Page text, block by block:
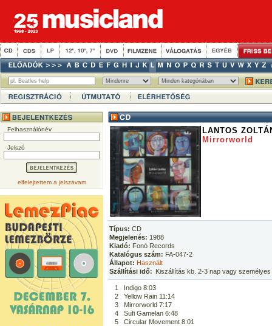
Felhasználónév
Jelszó
elfelejtettem a jelszavam
LANTOS
Mirrorworld
Típus: CD
Megjelenés: 1988
Kiadó: Fonó Records
Katalógus szám: FA-047-2
Állapot: Használt
Szállítási idő: Kiszállítás kb. 2-3 nap vagy
1
Indigo 8:03
2
Yellow Rain 11:14
3
Mirrorworld 7:17
4
Sufi Gamelan 6:48
5
Circular Movement 8:01